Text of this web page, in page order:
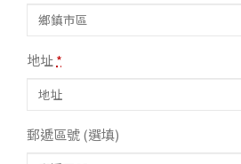
地址*
郵遞區號(選填)